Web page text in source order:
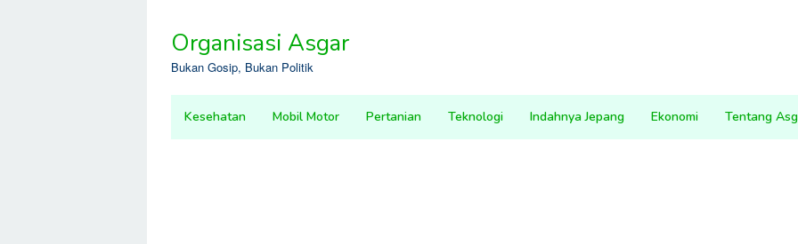
contentOrganisasi Asgar
Bukan Gosip, Bukan Politik
Kesehatan Mobil Motor Pertanian Teknologi Indahnya Jepang Ekonomi Tentang